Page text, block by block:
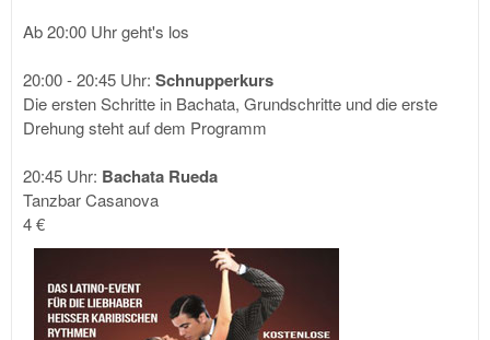
Ab 20:00 Uhr geht's los
20:00 - 20:45 Uhr: Schnupperkurs
Die ersten Schritte in Bachata, Grundschritte und die erste
Drehung steht auf dem Programm
20:45 Uhr: Bachata Rueda
Tanzbar Casanova
4 €